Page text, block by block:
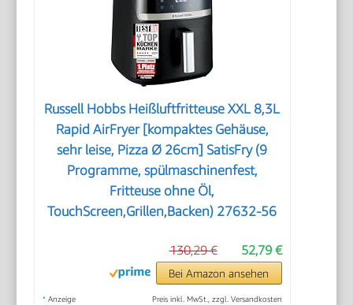
Russell Hobbs Heißluftfritteuse XXL 8,3L
Rapid AirFryer [kompaktes Gehäuse,
sehr leise, Pizza Ø 26cm] SatisFry (9
Programme, spülmaschinenfest,
Fritteuse ohne Öl,
TouchScreen,Grillen,Backen) 27632-56
52,79 €
130,29 €
Bei Amazon ansehen
* Anzeige Preis inkl. MwSt., zzgl. Versandkosten